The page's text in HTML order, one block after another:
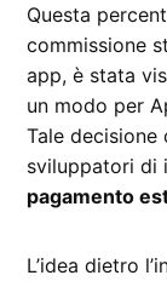
Questa
commissione
app, è stata
un modo per
Tale
sviluppatori
pagamento
L’idea dietro